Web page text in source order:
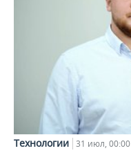
Технологии 31 июл, 00:00